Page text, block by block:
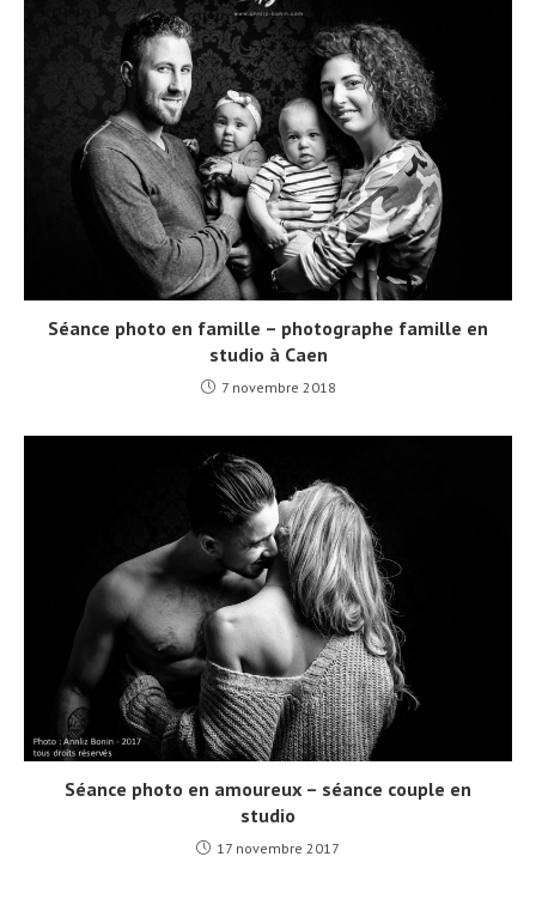
Séance photo en famille – photographe famille en
studio à Caen
7 novembre 2018
Séance photo en amoureux – séance couple en
studio
17 novembre 2017